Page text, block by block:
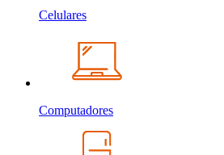
Celulares
Computadores